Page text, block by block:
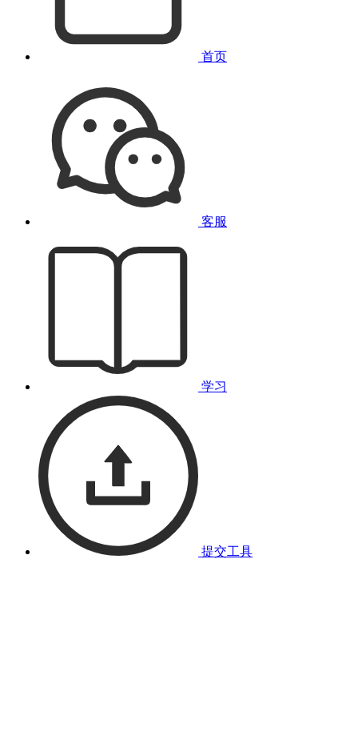
首页
客服
学习
提交工具